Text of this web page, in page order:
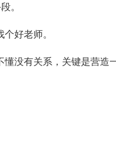
。
好老师。
没有关系，关键是营造